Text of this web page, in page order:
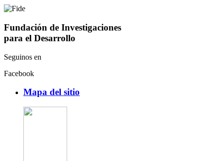
Fundación de Investigaciones
para el Desarrollo
Seguinos en
Facebook
Mapa del sitio